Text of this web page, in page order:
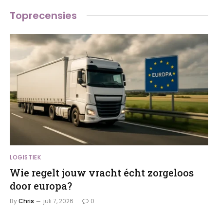
Toprecensies
LOGISTIEK
Wie regelt jouw vracht écht zorgeloos
door europa?
ByChris juli 7, 2026 0